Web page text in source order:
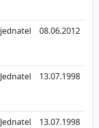
jednatel 08.06.2012
Jednatel 13.07.1998
Jednatel 13.07.1998